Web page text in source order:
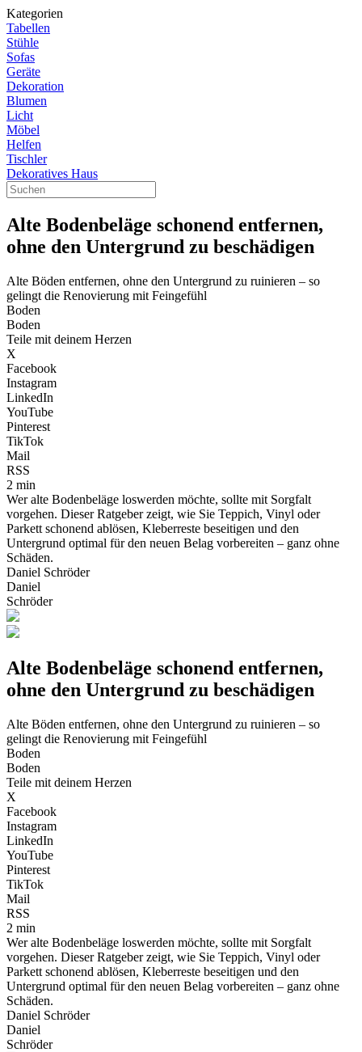
Kategorien
Tabellen
Stühle
Sofas
Geräte
Dekoration
Blumen
Licht
Möbel
Helfen
Tischler
Dekoratives Haus
Alte Bodenbeläge schonend entfernen,
ohne den Untergrund zu beschädigen
Alte Böden entfernen, ohne den Untergrund zu ruinieren – so
gelingt die Renovierung mit Feingefühl
Boden
Boden
Teile mit deinem Herzen
X
Facebook
Instagram
LinkedIn
YouTube
Pinterest
TikTok
Mail
RSS
2 min
Wer alte Bodenbeläge loswerden möchte, sollte mit Sorgfalt
vorgehen. Dieser Ratgeber zeigt, wie Sie Teppich, Vinyl oder
Parkett schonend ablösen, Kleberreste beseitigen und den
Untergrund optimal für den neuen Belag vorbereiten – ganz ohne
Schäden.
Daniel Schröder
Daniel
Schröder
Alte Bodenbeläge schonend entfernen,
ohne den Untergrund zu beschädigen
Alte Böden entfernen, ohne den Untergrund zu ruinieren – so
gelingt die Renovierung mit Feingefühl
Boden
Boden
Teile mit deinem Herzen
X
Facebook
Instagram
LinkedIn
YouTube
Pinterest
TikTok
Mail
RSS
2 min
Wer alte Bodenbeläge loswerden möchte, sollte mit Sorgfalt
vorgehen. Dieser Ratgeber zeigt, wie Sie Teppich, Vinyl oder
Parkett schonend ablösen, Kleberreste beseitigen und den
Untergrund optimal für den neuen Belag vorbereiten – ganz ohne
Schäden.
Daniel Schröder
Daniel
Schröder